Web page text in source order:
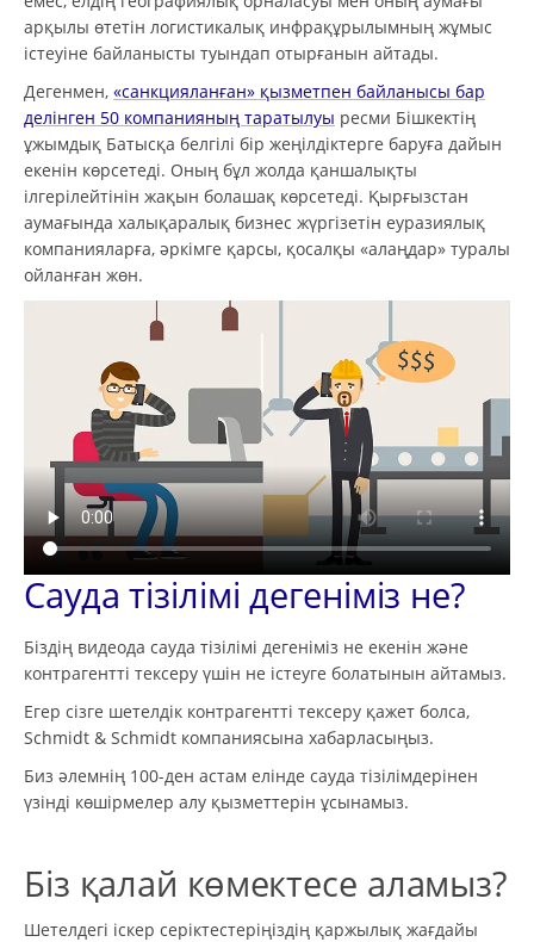
арқылы өтетін логистикалық инфрақұрылымның жұмыс
істеуіне байланысты туындап отырғанын айтады.
Дегенмен, «санкцияланған» қызметпен байланысы бар
делінген 50 компанияның таратылуы ресми Бішкектің
ұжымдық Батысқа белгілі бір жеңілдіктерге баруға дайын
екенін көрсетеді. Оның бұл жолда қаншалықты
ілгерілейтінін жақын болашақ көрсетеді. Қырғызстан
аумағында халықаралық бизнес жүргізетін еуразиялық
компанияларға, әркімге қарсы, қосалқы «алаңдар» туралы
ойланған жөн.
Сауда тізілімі дегеніміз не?
Біздің видеода сауда тізілімі дегеніміз не екенін және
контрагентті тексеру үшін не істеуге болатынын айтамыз.
Егер сізге шетелдік контрагентті тексеру қажет болса,
Schmidt & Schmidt компаниясына хабарласыңыз.
Биз әлемнің 100-ден астам елінде сауда тізілімдерінен
үзінді көшірмелер алу қызметтерін ұсынамыз.
Біз қалай көмектесе аламыз?
Шетелдегі іскер серіктестеріңіздің қаржылық жағдайы